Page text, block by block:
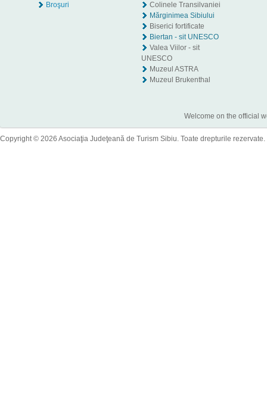
Broşuri
Colinele Transilvaniei
Mărginimea Sibiului
Biserici fortificate
Biertan - sit UNESCO
Valea Viilor - sit
UNESCO
Muzeul ASTRA
Muzeul Brukenthal
Welcome on the official
Copyright © 2026 Asociaţia Judeţeană de Turism Sibiu. Toate drepturile rezervate.